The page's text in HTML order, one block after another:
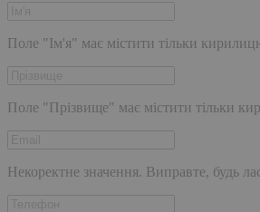
Поле "Ім'я" має містити тільки
Поле "Прізвище" має містити тільки
Некоректне значення. Виправте, будь